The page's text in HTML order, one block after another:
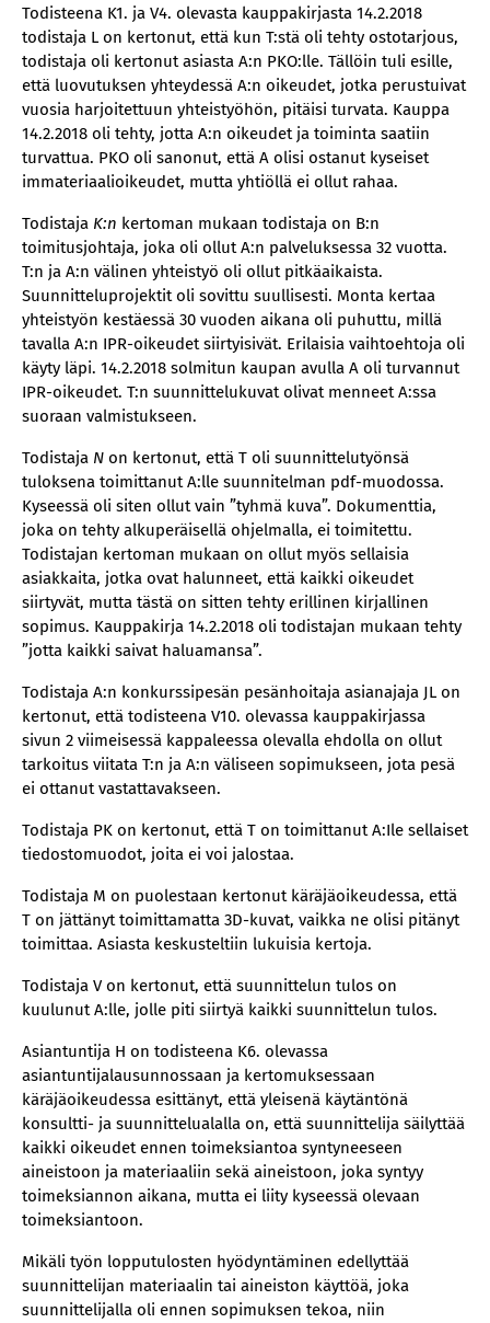
Todisteena K1. ja V4. olevasta kauppakirjasta 14.2.2018
todistaja L on kertonut, että kun T:stä oli tehty ostotarjous,
todistaja oli kertonut asiasta A:n PKO:lle. Tällöin tuli esille,
että luovutuksen yhteydessä A:n oikeudet, jotka perustuivat
vuosia harjoitettuun yhteistyöhön, pitäisi turvata. Kauppa
14.2.2018 oli tehty, jotta A:n oikeudet ja toiminta saatiin
turvattua. PKO oli sanonut, että A olisi ostanut kyseiset
immateriaalioikeudet, mutta yhtiöllä ei ollut rahaa.
Todistaja K:n kertoman mukaan todistaja on B:n
toimitusjohtaja, joka oli ollut A:n palveluksessa 32 vuotta.
T:n ja A:n välinen yhteistyö oli ollut pitkäaikaista.
Suunnitteluprojektit oli sovittu suullisesti. Monta kertaa
yhteistyön kestäessä 30 vuoden aikana oli puhuttu, millä
tavalla A:n IPR-oikeudet siirtyisivät. Erilaisia vaihtoehtoja oli
käyty läpi. 14.2.2018 solmitun kaupan avulla A oli turvannut
IPR-oikeudet. T:n suunnittelukuvat olivat menneet A:ssa
suoraan valmistukseen.
Todistaja N on kertonut, että T oli suunnittelutyönsä
tuloksena toimittanut A:lle suunnitelman pdf-muodossa.
Kyseessä oli siten ollut vain ”tyhmä kuva”. Dokumenttia,
joka on tehty alkuperäisellä ohjelmalla, ei toimitettu.
Todistajan kertoman mukaan on ollut myös sellaisia
asiakkaita, jotka ovat halunneet, että kaikki oikeudet
siirtyvät, mutta tästä on sitten tehty erillinen kirjallinen
sopimus. Kauppakirja 14.2.2018 oli todistajan mukaan tehty
”jotta kaikki saivat haluamansa”.
Todistaja A:n konkurssipesän pesänhoitaja asianajaja JL on
kertonut, että todisteena V10. olevassa kauppakirjassa
sivun 2 viimeisessä kappaleessa olevalla ehdolla on ollut
tarkoitus viitata T:n ja A:n väliseen sopimukseen, jota pesä
ei ottanut vastattavakseen.
Todistaja PK on kertonut, että T on toimittanut A:Ile sellaiset
tiedostomuodot, joita ei voi jalostaa.
Todistaja M on puolestaan kertonut käräjäoikeudessa, että
T on jättänyt toimittamatta 3D-kuvat, vaikka ne olisi pitänyt
toimittaa. Asiasta keskusteltiin lukuisia kertoja.
Todistaja V on kertonut, että suunnittelun tulos on
kuulunut A:lle, jolle piti siirtyä kaikki suunnittelun tulos.
Asiantuntija H on todisteena K6. olevassa
asiantuntijalausunnossaan ja kertomuksessaan
käräjäoikeudessa esittänyt, että yleisenä käytäntönä
konsultti- ja suunnittelualalla on, että suunnittelija säilyttää
kaikki oikeudet ennen toimeksiantoa syntyneeseen
aineistoon ja materiaaliin sekä aineistoon, joka syntyy
toimeksiannon aikana, mutta ei liity kyseessä olevaan
toimeksiantoon.
Mikäli työn lopputulosten hyödyntäminen edellyttää
suunnittelijan materiaalin tai aineiston käyttöä, joka
suunnittelijalla oli ennen sopimuksen tekoa, niin